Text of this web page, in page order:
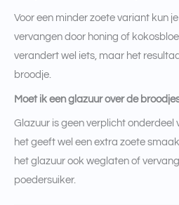
Voor een minder zoete variant kun
vervangen door honing of
verandert wel iets, maar het
broodje.
Moet ik een glazuur over de
Glazuur is geen verplicht
het geeft wel een extra zoete
het glazuur ook weglaten of
poedersuiker.